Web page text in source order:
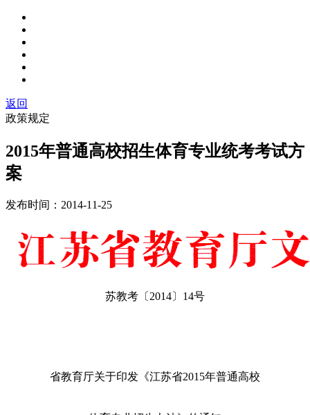
返回
政策规定
2015年普通高校招生体育专业统考考试方
案
发布时间： 2014-11-25
苏教考〔 2014〕 14号
省教育厅关于印发《江苏省2015年普通高校